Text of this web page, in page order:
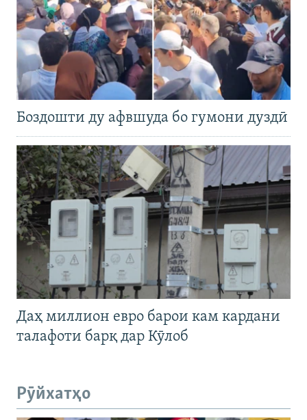
Боздошти ду афвшуда бо гумони дуздӣ
Даҳ миллион евро барои кам кардани
талафоти барқ дар Кӯлоб
Рӯйхатҳо